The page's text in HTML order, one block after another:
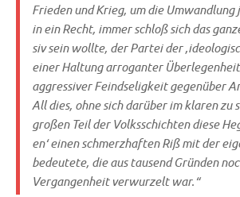
Frie­den und Krieg, um die Umwand­lung
in ein Recht, immer schloß sich das
siv sein woll­te, der Par­tei der
einer Hal­tung arro­gan­ter
aggres­si­ver Feind­se­lig­keit gegen­über
All dies, ohne sich dar­über im kla­ren zu
gro­ßen Teil der Volks­schich­ten die­se
en‘ einen schmerz­haf­ten Riß mit der
bedeu­te­te, die aus tau­send Grün­den
Ver­gan­gen­heit ver­wur­zelt war.“